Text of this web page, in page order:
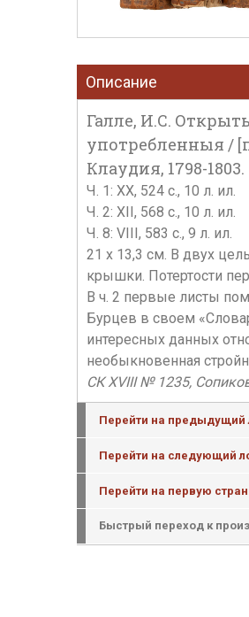
Описание
Галле, И.С.
употребленныя /
Клаудия, 1798-1803.
Ч. 1: ХХ, 524 с., 10 л. ил.
Ч. 2: XII, 568 с., 10 л. ил.
Ч. 8: VIII, 583 с., 9 л. ил.
21 х 13,3 см. В двух
крышки. Потертости
В ч. 2 первые листы
Бурцев в своем
интересных данных
необыкновенная
СК XVIII № 1235,
Перейти на предыдущий
Перейти на следующий
Перейти на первую
Быстрый переход к